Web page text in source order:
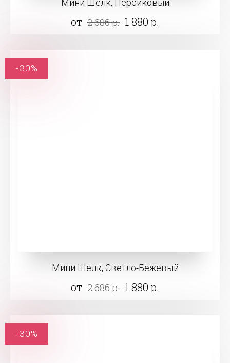
Мини Шёлк, Персиковый
от 2 686 р. 1 880 р.
Мини Шёлк, Светло-Бежевый
от 2 686 р. 1 880 р.
-30%
-30%